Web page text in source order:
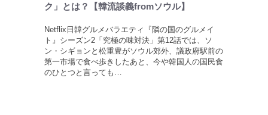
ク」とは？【韓流談義fromソウル】
Netflix日韓グルメバラエティ『隣の国のグルメイ
ト』シーズン2「究極の味対決」第12話では、ソ
ン・シギョンと松重豊がソウル郊外、議政府駅前の
第一市場で食べ歩きしたあと、今や韓国人の国民食
のひとつと言っても…